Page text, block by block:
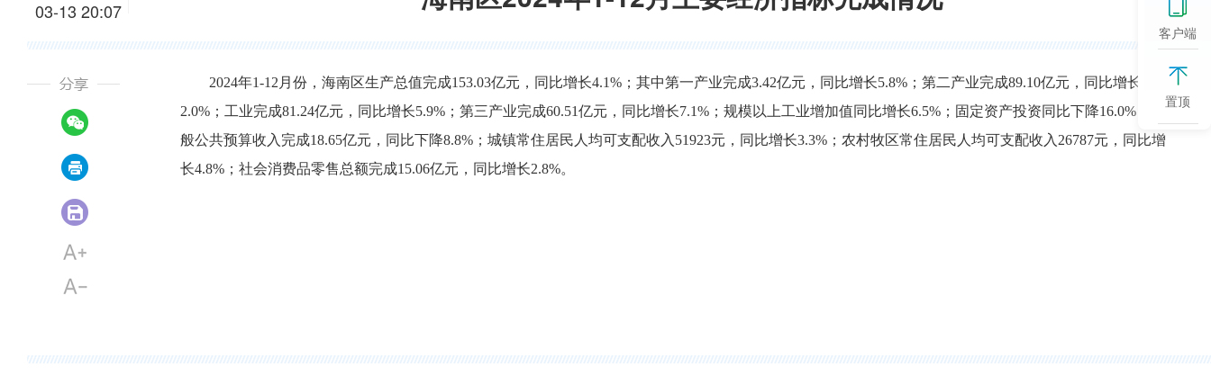
03-13 20:07
2024年1-12月份，海南区生产总值完成153.03亿元，同比增长4.1%；其中第一产业完成3.42亿元，同比增长5.8%；第二产业完成89.10亿元，同比增长
2.0%；工业完成81.24亿元，同比增长5.9%；第三产业完成60.51亿元，同比增长7.1%；规模以上工业增加值同比增长6.5%；固定资产投资同比下降16.0%；一
般公共预算收入完成18.65亿元，同比下降8.8%；城镇常住居民人均可支配收入51923元，同比增长3.3%；农村牧区常住居民人均可支配收入26787元，同比增
长4.8%；社会消费品零售总额完成15.06亿元，同比增长2.8%。
客户端
置顶